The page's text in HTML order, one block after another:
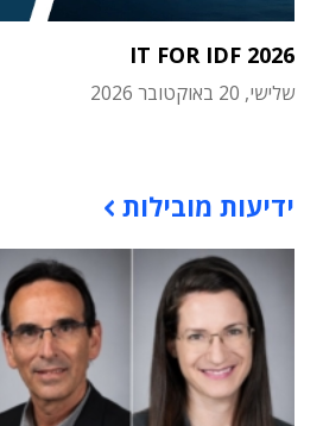
IT FOR IDF 2026
שלישי, 20 באוקטובר 2026
ידיעות מובילות